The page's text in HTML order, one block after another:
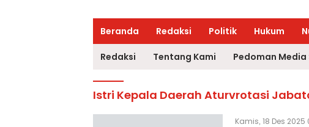
Beranda Redaksi Politik Hukum
Redaksi Tentang Kami Pedoman Media
Istri Kepala Daerah Aturvrotasi
Kamis, 18 Des 2025